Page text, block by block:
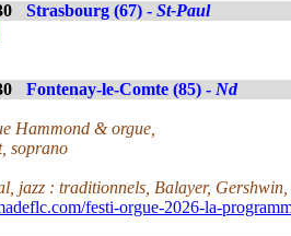
Strasbourg (67) - St-Paul
Fontenay-le-Comte (85) - Nd
Hammond & orgue,
soprano
jazz : traditionnels, Balayer, Gershwin,
festi-orgue-2026-la-